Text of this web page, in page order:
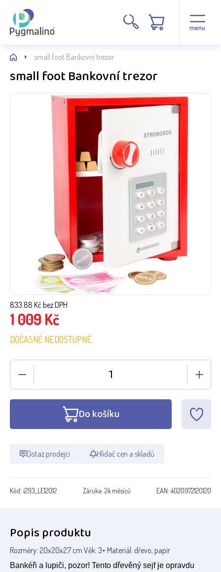
menu
small foot Bankovní trezor
small foot Bankovní trezor
833.88 Kč bez DPH
1 009 Kč
DOČASNĚ NEDOSTUPNÉ
Do košíku
Dotaz prodejci Hlídač cen a skladů
Kód: i293_LE12012 Záruka: 24 měsíců EAN: 4020972120120
Popis produktu
Rozměry: 20x20x27 cm Věk: 3+ Materiál: dřevo, papír
Bankéři a lupiči, pozor! Tento dřevěný sejf je opravdu